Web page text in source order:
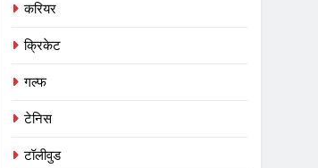
करियर
क्रिकेट
गल्फ
टेनिस
टॉलीवुड